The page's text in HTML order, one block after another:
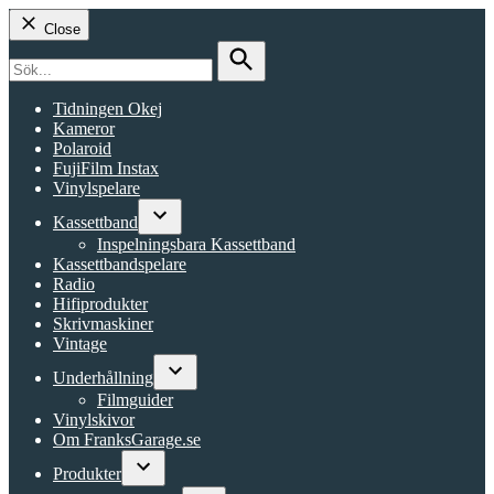
Close
for:
Search
Tidningen Okej
Kameror
Polaroid
FujiFilm Instax
Vinylspelare
Kassettband
Open
dropdown
menu
Inspelningsbara Kassettband
Kassettbandspelare
Radio
Hifiprodukter
Skrivmaskiner
Vintage
Underhållning
Open
Filmguider
Vinylskivor
Om FranksGarage.se
Produkter
Open